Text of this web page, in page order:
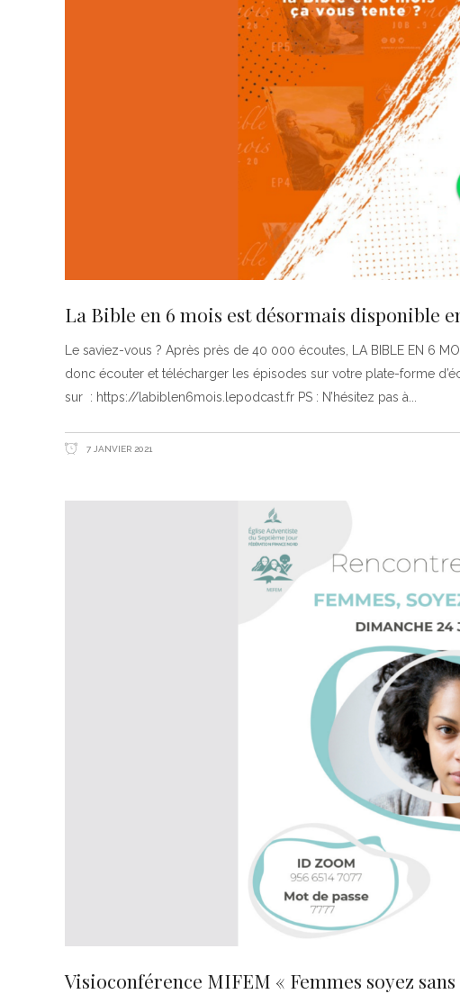
La Bible en 6 mois est désormais disponible
Le saviez-vous ? Après près de 40 000 écoutes, LA BIBLE EN 6
donc écouter et télécharger les épisodes sur votre plate-forme
sur : https://labiblen6mois.lepodcast.fr PS : N’hésitez pas à
7 JANVIER 2021
Visioconférence MIFEM « Femmes soyez